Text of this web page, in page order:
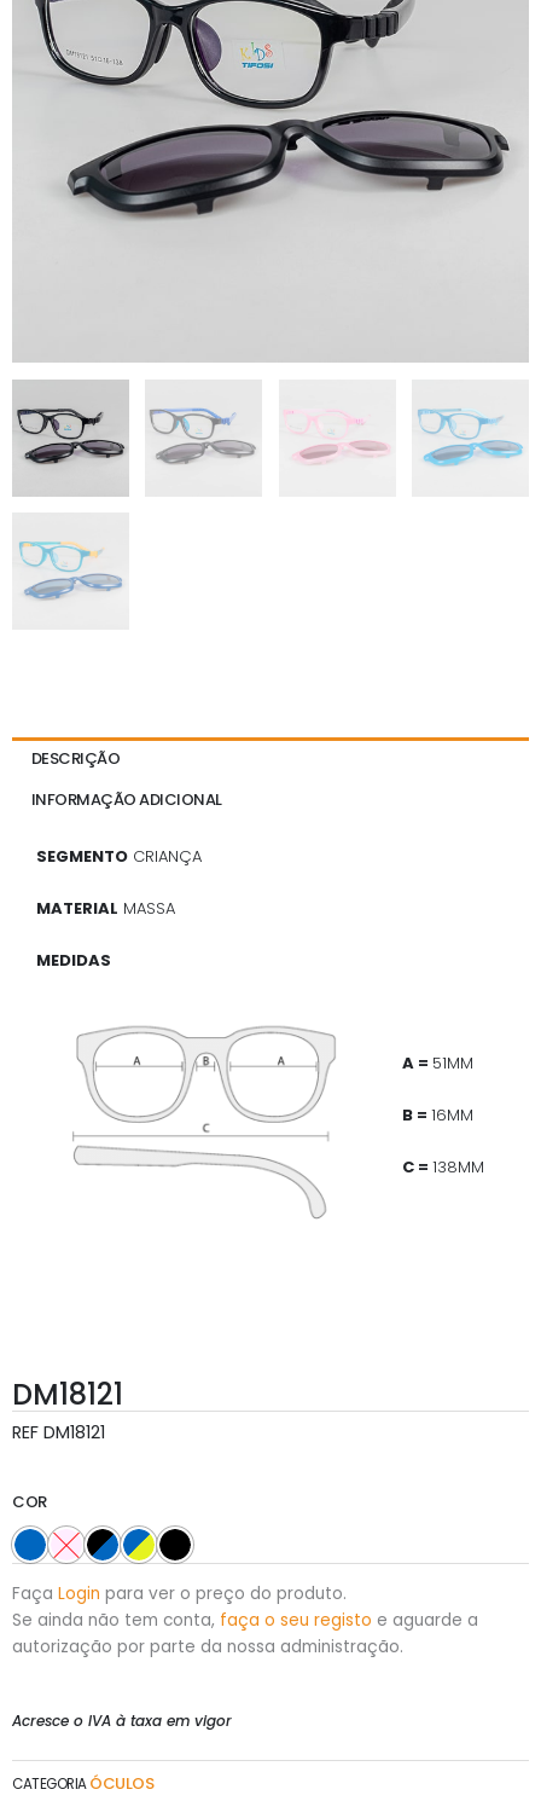
DESCRIÇÃO
INFORMAÇÃO ADICIONAL
SEGMENTO CRIANÇA
MATERIAL MASSA
MEDIDAS
A = 51MM
B = 16MM
C = 138MM
DM18121
REF DM18121
COR
Faça Login para ver o preço do produto.
Se ainda não tem conta, faça o seu registo e aguarde a
autorização por parte da nossa administração.
Acresce o IVA à taxa em vigor
CATEGORIA ÓCULOS